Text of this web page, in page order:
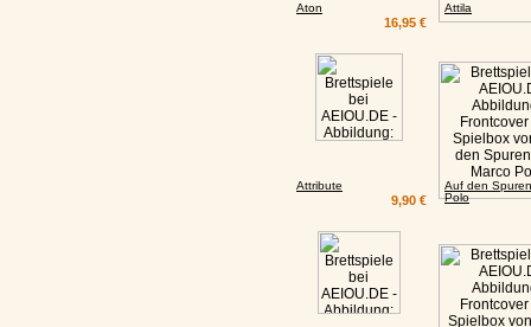
Aton
16,95 €
Attila
Attribute
9,90 €
Auf den
Polo